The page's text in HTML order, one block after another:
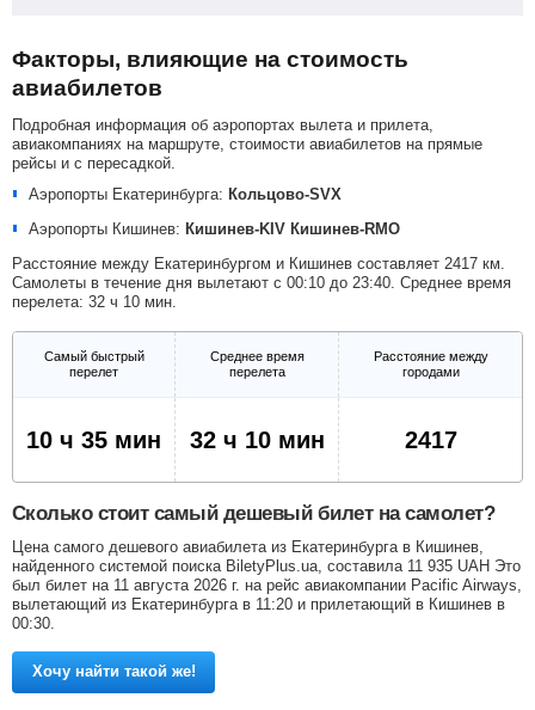
Факторы, влияющие на стоимость
авиабилетов
Подробная информация об аэропортах вылета и прилета,
авиакомпаниях на маршруте, стоимости авиабилетов на прямые
рейсы и с пересадкой.
Аэропорты Екатеринбурга: Кольцово-SVX
Аэропорты Кишинев: Кишинев-KIV Кишинев-RMO
Расстояние между Екатеринбургом и Кишинев составляет 2417 км.
Самолеты в течение дня вылетают с 00:10 до 23:40. Среднее время
перелета: 32 ч 10 мин.
Самый быстрый
перелет
Среднее время
перелета
Расстояние между
городами
10 ч 35 мин 32 ч 10 мин 2417
Сколько стоит самый дешевый билет на самолет?
Цена самого дешевого авиабилета из Екатеринбурга в Кишинев,
найденного системой поиска BiletyPlus.ua, составила 11 935 UAH Это
был билет на 11 августа 2026 г. на рейс авиакомпании Pacific Airways,
вылетающий из Екатеринбурга в 11:20 и прилетающий в Кишинев в
00:30.
Хочу найти такой же!